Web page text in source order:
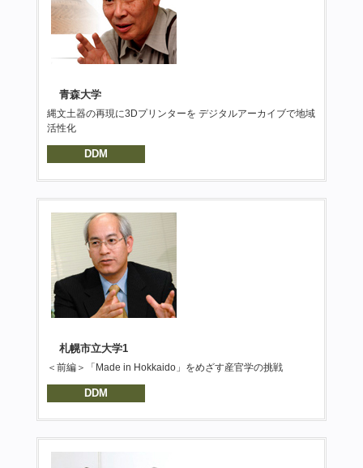
青森大学
縄文土器の再現に3Dプリンターを デジタルアーカイブで地域
活性化
DDM
札幌市立大学1
＜前編＞「Made in Hokkaido」をめざす産官学の挑戦
DDM